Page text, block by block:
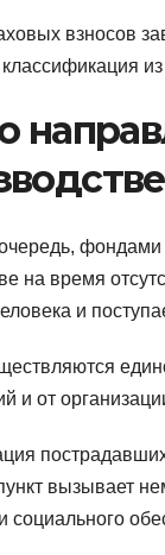
взносов
на время
и
и от
вызывает
социального